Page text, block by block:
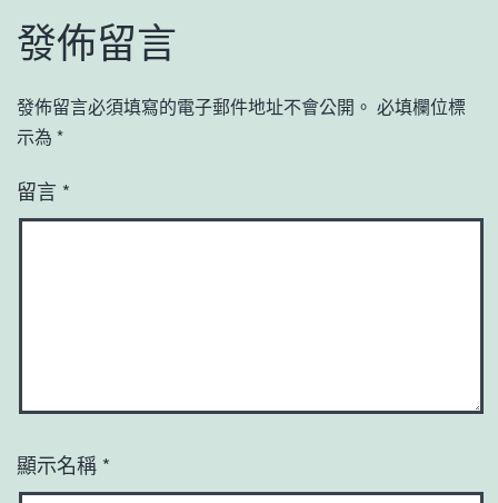
發佈留言
發佈留言必須填寫的電子郵件地址不會公開。 必填欄位標
示為 *
留言 *
顯示名稱 *